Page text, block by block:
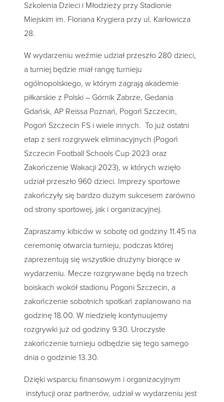
Szkolenia Dzieci i Młodzieży przy Stadionie
Miejskim im. Floriana Krygiera przy ul. Karłowicza
28.
W wydarzeniu weźmie udział przeszło 280 dzieci,
a turniej będzie miał rangę turnieju
ogólnopolskiego, w którym zagrają akademie
piłkarskie z Polski – Górnik Zabrze, Gedania
Gdańsk, AP Reissa Poznań, Pogoń Szczecin,
Pogoń Szczecin FS i wiele innych. To już ostatni
etap z serii rozgrywek eliminacyjnych (Pogoń
Szczecin Football Schools Cup 2023 oraz
Zakończenie Wakacji 2023), w których wzięło
udział przeszło 960 dzieci. Imprezy sportowe
zakończyły się bardzo dużym sukcesem zarówno
od strony sportowej, jak i organizacyjnej.
Zapraszamy kibiców w sobotę od godziny 11.45 na
ceremonię otwarcia turnieju, podczas której
zaprezentują się wszystkie drużyny biorące w
wydarzeniu. Mecze rozgrywane będą na trzech
boiskach wokół stadionu Pogoni Szczecin, a
zakończenie sobotnich spotkań zaplanowano na
godzinę 18.00. W niedzielę kontynuujemy
rozgrywki już od godziny 9.30. Uroczyste
zakończenie turnieju odbędzie się tego samego
dnia o godzinie 13.30.
Dzięki wsparciu finansowym i organizacyjnym
instytucji oraz partnerów, udział w wydarzeniu jest